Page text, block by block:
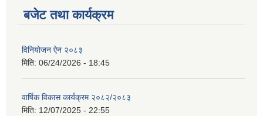
बजेट तथा कार्यक्रम
विनियोजन ऐन २०८३
मिति: 06/24/2026 - 18:45
वार्षिक विकास कार्यक्रम २०८२/२०८३
मिति: 12/07/2025 - 22:55